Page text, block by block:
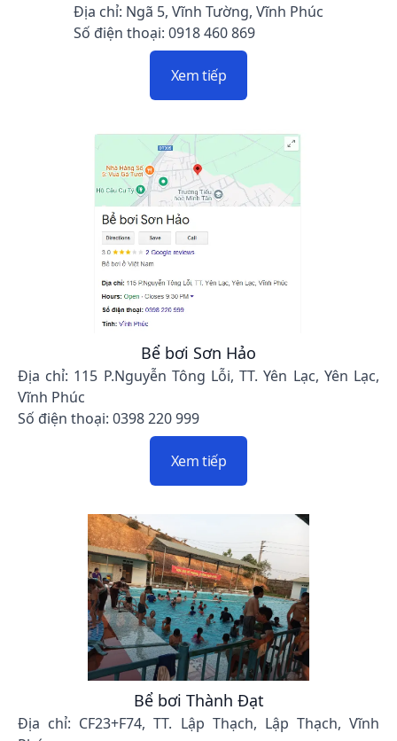
Địa chỉ: Ngã 5, Vĩnh Tường, Vĩnh Phúc
Số điện thoại: 0918 460 869
Xem tiếp
Bể bơi Sơn Hảo
Địa chỉ: 115 P.Nguyễn Tông Lỗi, TT. Yên Lạc, Yên Lạc,
Vĩnh Phúc
Số điện thoại: 0398 220 999
Xem tiếp
Bể bơi Thành Đạt
Địa chỉ: CF23+F74, TT. Lập Thạch, Lập Thạch, Vĩnh